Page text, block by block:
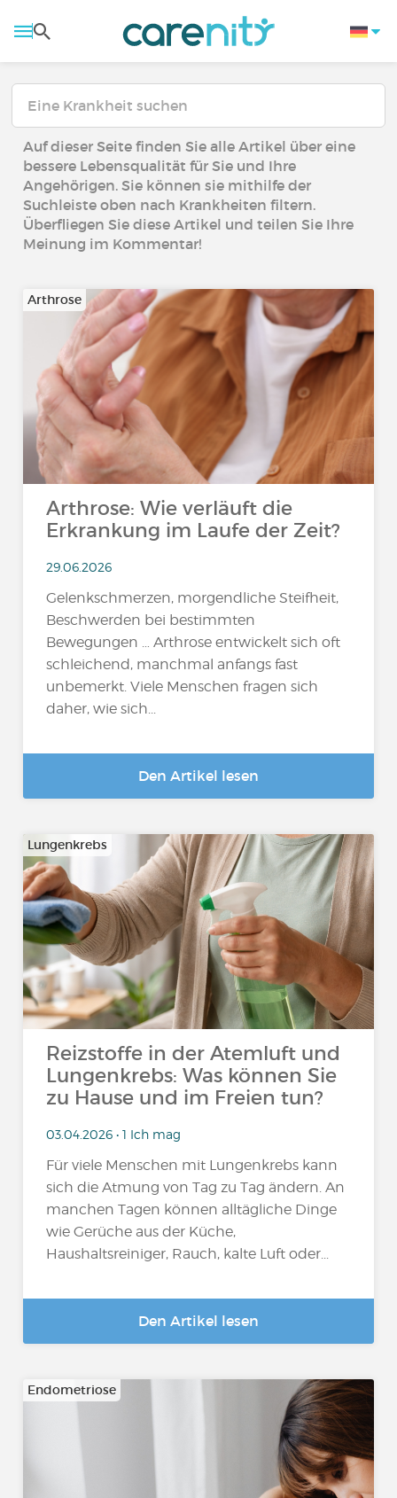
Auf dieser Seite finden Sie alle Artikel über eine
bessere Lebensqualität für Sie und Ihre
Angehörigen. Sie können sie mithilfe der
Suchleiste oben nach Krankheiten filtern.
Überfliegen Sie diese Artikel und teilen Sie Ihre
Meinung im Kommentar!
Arthrose
Arthrose: Wie verläuft die
Erkrankung im Laufe der Zeit?
29.06.2026
Gelenkschmerzen, morgendliche Steifheit,
Beschwerden bei bestimmten
Bewegungen … Arthrose entwickelt sich oft
schleichend, manchmal anfangs fast
unbemerkt. Viele Menschen fragen sich
daher, wie sich...
Den Artikel lesen
Lungenkrebs
Reizstoffe in der Atemluft und
Lungenkrebs: Was können Sie
zu Hause und im Freien tun?
03.04.2026 • 1 Ich mag
Für viele Menschen mit Lungenkrebs kann
sich die Atmung von Tag zu Tag ändern. An
manchen Tagen können alltägliche Dinge
wie Gerüche aus der Küche,
Haushaltsreiniger, Rauch, kalte Luft oder...
Den Artikel lesen
Endometriose